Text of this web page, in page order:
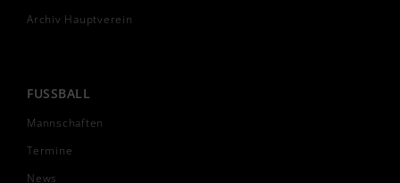
Archiv Hauptverein
FUSSBALL
Mannschaften
Termine
News